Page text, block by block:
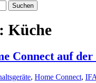
Küche
Connect auf der
, Home Connect, IFA